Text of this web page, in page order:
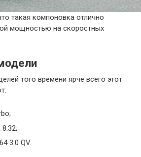
такая компоновка отлично
мощностью на скоростных
того времени ярче всего этот
3.0 QV.